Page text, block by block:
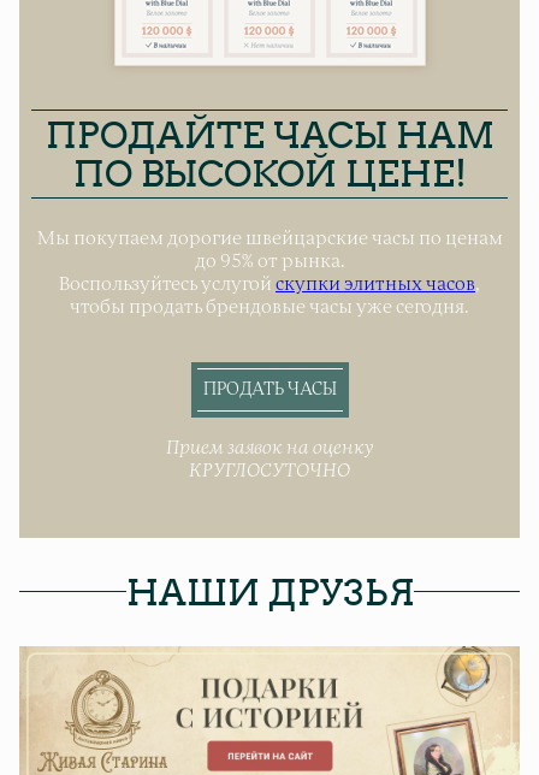
ПРОДАЙТЕ ЧАСЫ НАМ
ПО ВЫСОКОЙ ЦЕНЕ!
Мы покупаем дорогие швейцарские часы по ценам
до 95% от рынка.
Воспользуйтесь услугой скупки элитных часов,
чтобы продать брендовые часы уже сегодня.
ПРОДАТЬ ЧАСЫ
Прием заявок на оценку
КРУГЛОСУТОЧНО
НАШИ ДРУЗЬЯ